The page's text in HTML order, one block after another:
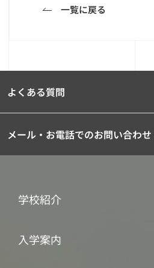
一覧に戻る
よくある質問
メール・お電話でのお問い合わせ
学校紹介
入学案内